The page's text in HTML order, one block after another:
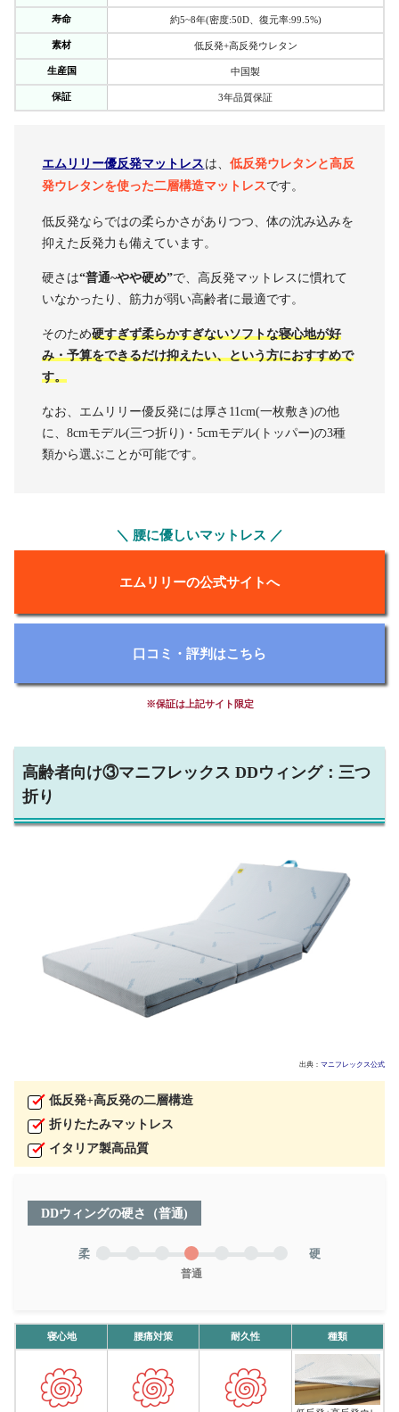
寿命 約5~8年(密度:50D、復元率:99.5%)
素材 低反発+高反発ウレタン
生産国 中国製
保証 3年品質保証
エムリリー優反発マットレス は、低反発ウレタンと高反
発ウレタンを使った二層構造マットレスです。
低反発ならではの柔らかさがありつつ、体の沈み込みを
抑えた反発力も備えています。
硬さは“普通~やや硬め”で、高反発マットレスに慣れて
いなかったり、筋力が弱い高齢者に最適です。
そのため硬すぎず柔らかすぎないソフトな寝心地が好
み・予算をできるだけ抑えたい、という方におすすめで
す。
なお、エムリリー優反発には厚さ11cm(一枚敷き)の他
に、8cmモデル(三つ折り)・5cmモデル(トッパー)の3種
類から選ぶことが可能です。
＼ 腰に優しいマットレス ／
エムリリーの公式サイトへ
口コミ・評判はこちら
※保証は上記サイト限定
高齢者向け③マニフレックス DDウィング：三つ
折り
出典： マニフレックス公式
低反発+高反発の二層構造
折りたたみマットレス
イタリア製高品質
DDウィングの硬さ（普通)
柔
普通
硬
寝心地 腰痛対策 耐久性 種類